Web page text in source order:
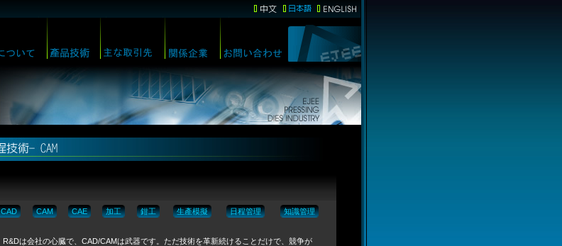
CAD CAM CAE 加工 鉗工 生產模擬 日程管理 知識管理
R&Dは会社の心臓で、CAD/CAMは武器です。ただ技術を革新続けることだけで、競争が